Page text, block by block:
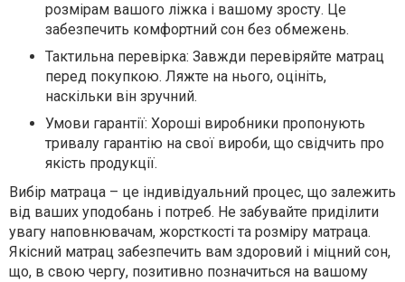
розмірам вашого ліжка і вашому зросту. Це
забезпечить комфортний сон без обмежень.
Тактильна перевірка: Завжди перевіряйте матрац
перед покупкою. Ляжте на нього, оцініть,
наскільки він зручний.
Умови гарантії: Хороші виробники пропонують
тривалу гарантію на свої вироби, що свідчить про
якість продукції.
Вибір матраца – це індивідуальний процес, що залежить
від ваших уподобань і потреб. Не забувайте приділити
увагу наповнювачам, жорсткості та розміру матраца.
Якісний матрац забезпечить вам здоровий і міцний сон,
що, в свою чергу, позитивно позначиться на вашому